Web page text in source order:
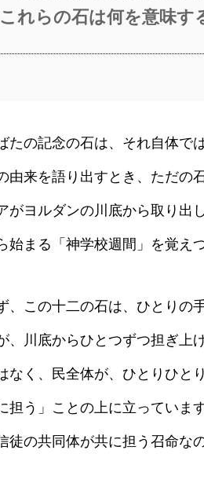
これらの石は何を意味す
たの記念の石は、それ自体で
由来を語り出すとき、ただの
がヨルダンの川底から取り出
始まる「神学校週間」を覚え
、この十二の石は、ひとりの
、川底からひとつずつ担ぎ上
なく、民全体が、ひとりひと
担う」ことの上に立ってい
徒の共同体が共に担う召命